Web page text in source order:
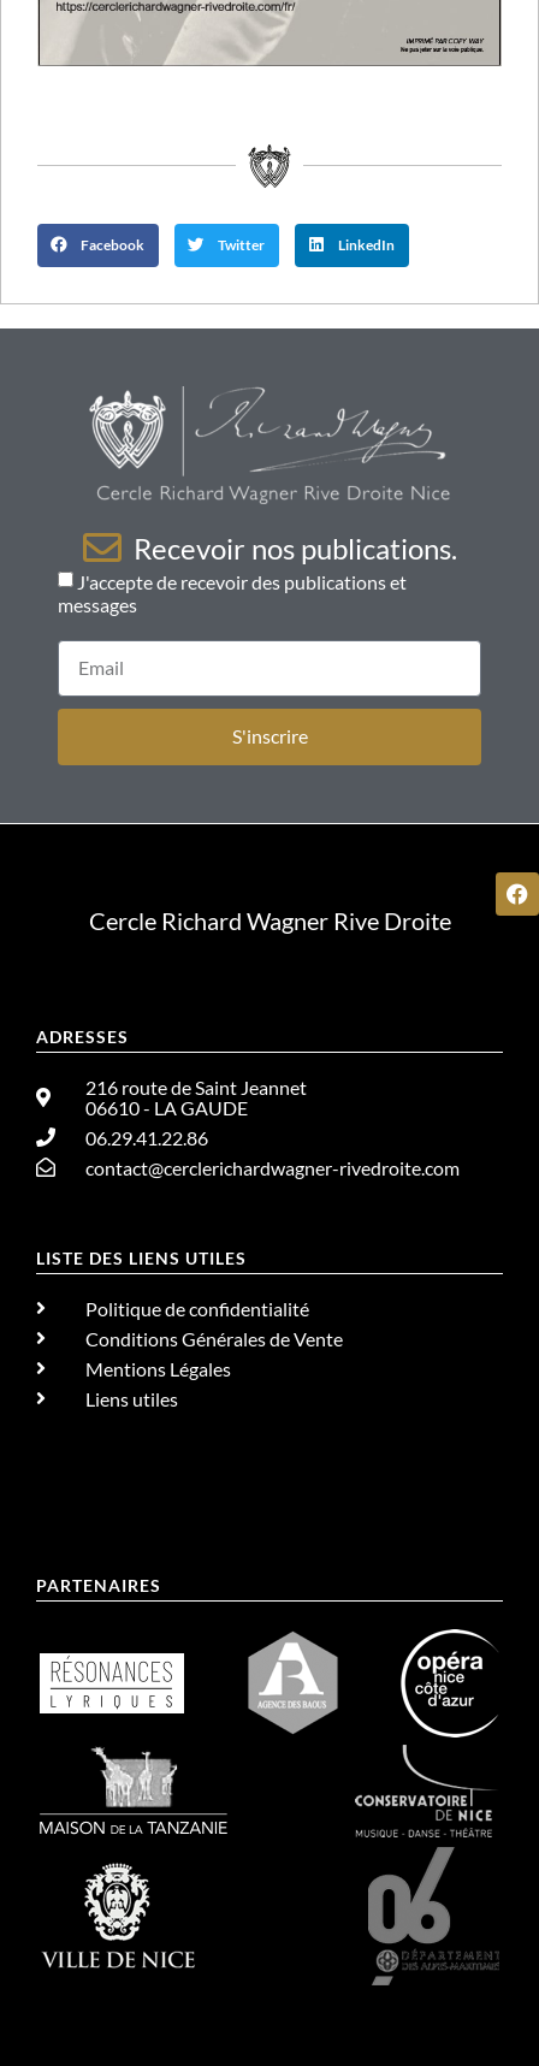
Facebook Twitter LinkedIn
Recevoir nos publications.
J'accepte de recevoir des publications et
messages
S'inscrire
ADRESSES
216 route de Saint Jeannet
06610 - LA GAUDE
06.29.41.22.86
contact@cerclerichardwagner-rivedroite.com
LISTE DES LIENS UTILES
Politique de confidentialité
Conditions Générales de Vente
Mentions Légales
Liens utiles
Cercle Richard Wagner Rive Droite
PARTENAIRES